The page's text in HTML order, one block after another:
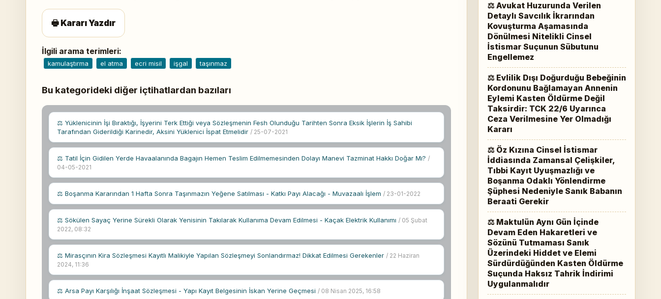
🖶 Kararı Yazdır
İlgili arama terimleri:
kamulaştırma el atma ecri misil işgal taşınmaz
Bu kategorideki diğer içtihatlardan bazıları
⚖ Yüklenicinin İşi Bıraktığı, İşyerini Terk Ettiği veya Sözleşmenin Fesh Olunduğu Tarihten Sonra Eksik İşlerin İş Sahibi
Tarafından Giderildiği Karinedir, Aksini Yüklenici İspat Etmelidir / 25-07-2021
⚖ Tatil İçin Gidilen Yerde Havaalanında Bagajın Hemen Teslim Edilmemesinden Dolayı Manevi Tazminat Hakkı Doğar Mı? /
04-05-2021
⚖ Boşanma Kararından 1 Hafta Sonra Taşınmazın Yeğene Satılması - Katkı Payı Alacağı - Muvazaalı İşlem / 23-01-2022
⚖ Sökülen Sayaç Yerine Sürekli Olarak Yenisinin Takılarak Kullanıma Devam Edilmesi - Kaçak Elektrik Kullanımı / 05 Şubat
2022, 08:32
⚖ Mirasçının Kira Sözleşmesi Kayıtlı Malikiyle Yapılan Sözleşmeyi Sonlandırmaz! Dikkat Edilmesi Gerekenler / 22 Haziran
2024, 11:36
⚖ Arsa Payı Karşılığı İnşaat Sözleşmesi - Yapı Kayıt Belgesinin İskan Yerine Geçmesi / 08 Nisan 2025, 16:58
⚖ Avukat Huzurunda Verilen
Detaylı Savcılık İkrarından
Kovuşturma Aşamasında
Dönülmesi Nitelikli Cinsel
İstismar Suçunun Sübutunu
Engellemez
⚖ Evlilik Dışı Doğurduğu Bebeğinin
Kordonunu Bağlamayan Annenin
Eylemi Kasten Öldürme Değil
Taksirdir: TCK 22/6 Uyarınca
Ceza Verilmesine Yer Olmadığı
Kararı
⚖ Öz Kızına Cinsel İstismar
İddiasında Zamansal Çelişkiler,
Tıbbi Kayıt Uyuşmazlığı ve
Boşanma Odaklı Yönlendirme
Şüphesi Nedeniyle Sanık Babanın
Beraati Gerekir
⚖ Maktulün Aynı Gün İçinde
Devam Eden Hakaretleri ve
Sözünü Tutmaması Sanık
Üzerindeki Hiddet ve Elemi
Sürdürdüğünden Kasten Öldürme
Suçunda Haksız Tahrik İndirimi
Uygulanmalıdır